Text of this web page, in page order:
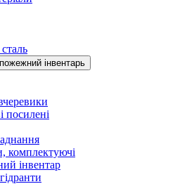
інвентарь
посилені
комплектуючі
інвентар